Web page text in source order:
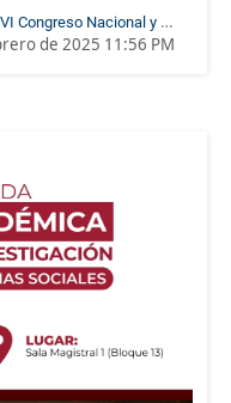
Congreso Nacional y IV
Tecnología y Educación
de 2025 11:56 PM